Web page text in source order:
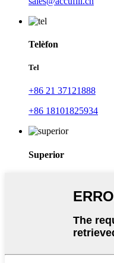
Telèfon
Tel
+86 21 37121888
+86 18101825934
Superior